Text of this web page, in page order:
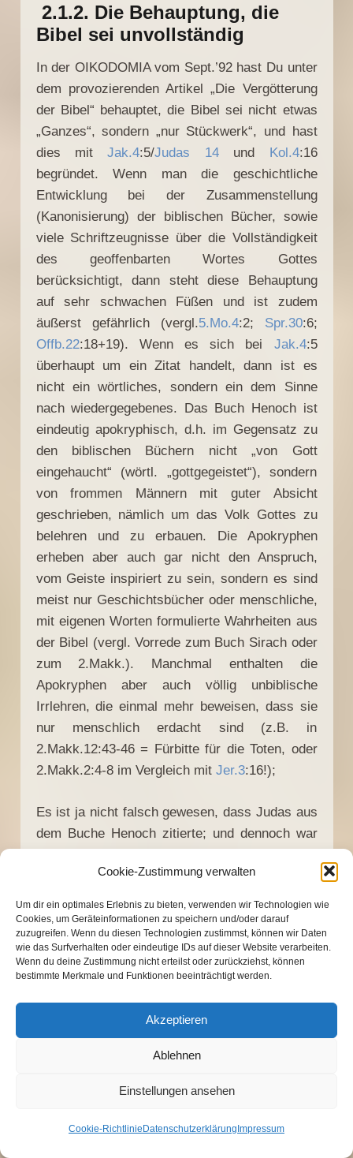
Cookie-Zustimmung verwalten
Um dir ein optimales Erlebnis zu bieten, verwenden wir Technologien wie
Cookies, um Geräteinformationen zu speichern und/oder darauf
zuzugreifen. Wenn du diesen Technologien zustimmst, können wir Daten
wie das Surfverhalten oder eindeutige IDs auf dieser Website verarbeiten.
Wenn du deine Zustimmung nicht erteilst oder zurückziehst, können
bestimmte Merkmale und Funktionen beeinträchtigt werden.
Akzeptieren
Ablehnen
Einstellungen ansehen
Cookie-RichtlinieDatenschutzerklärungImpressum
2.1.2. Die Behauptung, die
Bibel sei unvollständig
In der OIKODOMIA vom Sept.’92 hast Du unter
dem provozierenden Artikel „Die Vergötterung
der Bibel“ behauptet, die Bibel sei nicht etwas
„Ganzes“, sondern „nur Stückwerk“, und hast
dies mitJak.4:5/Judas 14und Kol.4:16
begründet. Wenn man die geschichtliche
Entwicklung bei der Zusammenstellung
(Kanonisierung) der biblischen Bücher, sowie
viele Schriftzeugnisse über die Vollständigkeit
des geoffenbarten Wortes Gottes
berücksichtigt, dann steht diese Behauptung
auf sehr schwachen Füßen und ist zudem
äußerst gefährlich (vergl.5.Mo.4:2; Spr.30:6;
Offb.22:18+19). Wenn es sich bei Jak.4:5
überhaupt um ein Zitat handelt, dann ist es
nicht ein wörtliches, sondern ein dem Sinne
nach wiedergegebenes. Das Buch Henoch ist
eindeutig apokryphisch, d.h. im Gegensatz zu
den biblischen Büchern nicht „von Gott
eingehaucht“ (wörtl. „gottgegeistet“), sondern
von frommen Männern mit guter Absicht
geschrieben, nämlich um das Volk Gottes zu
belehren und zu erbauen. Die Apokryphen
erheben aber auch gar nicht den Anspruch,
vom Geiste inspiriert zu sein, sondern es sind
meist nur Geschichtsbücher oder menschliche,
mit eigenen Worten formulierte Wahrheiten aus
der Bibel (vergl. Vorrede zum Buch Sirach oder
zum 2.Makk.). Manchmal enthalten die
Apokryphen aber auch völlig unbiblische
Irrlehren, die einmal mehr beweisen, dass sie
nur menschlich erdacht sind (z.B. in
2.Makk.12:43-46 = Fürbitte für die Toten, oder
2.Makk.2:4-8 im Vergleich mit Jer.3:16!);
Es ist ja nicht falsch gewesen, dass Judas aus
dem Buche Henoch zitierte; und dennoch war
„siebenmal geläutert“ wie gewöhnliche
einmal ein Zitat aus einer völlig ungeistlichen
Philosophenschrift zitiert, in der eigentlich Zeus
angebetet wurde (Apg.17:28;Tit.1:l2). Daraus
aber abzuleiten, dass diese Zitatsquelle
geistlich wäre, würde nun keiner behaupten.
Auch das Zitat von Karl-Marx: „Religion ist
auch ein Brief an Laodicäa sein, sondern